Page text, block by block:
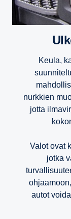
Keula,
nurkkien
jotta
Valot ovat
jotka
autot